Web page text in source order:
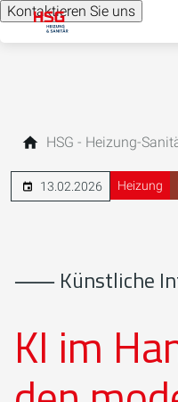
Kontaktieren Sie uns
HSG - Heizung-
13.02.2026 Heizung
⸺ Künstliche
KI im